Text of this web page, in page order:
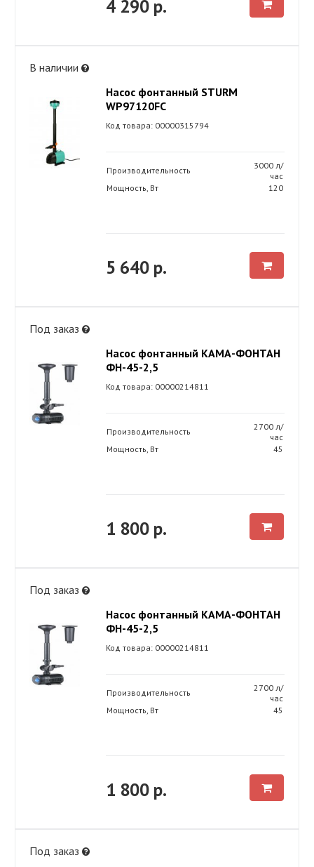
4 290 р.
В наличии
Насос фонтанный STURM
WP97120FC
Код товара: 00000315794
Производительность
3000 л/
час
Мощность, Вт
120
5 640 р.
Под заказ
Насос фонтанный КАМА-ФОНТАН
ФН-45-2,5
Код товара: 00000214811
Производительность
2700 л/
час
Мощность, Вт
45
1 800 р.
Под заказ
Насос фонтанный КАМА-ФОНТАН
ФН-45-2,5
Код товара: 00000214811
Производительность
2700 л/
час
Мощность, Вт
45
1 800 р.
Под заказ